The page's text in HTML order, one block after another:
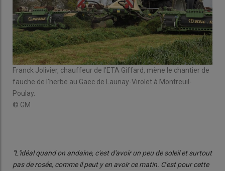
Franck Jolivier, chauffeur de l'ETA Giffard, mène le chantier de
fauche de l'herbe au Gaec de Launay-Virolet à Montreuil-
Poulay.
© GM
"L'idéal quand on andaine, c'est d'avoir un peu de soleil et surtout
pas de rosée, comme il peut y en avoir ce matin. C'est pour cette